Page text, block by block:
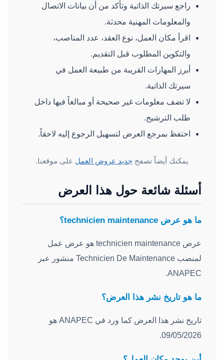
راجع سيرتك الذاتية وتأكد من أن بيانات الاتصال
والمعلومات المهنية محدثة.
اقرأ مكان العمل، نوع العقد، عدد المناصب،
والتكوين المطلوب قبل التقديم.
أبرز المهارات القريبة من طبيعة العمل في
سيرتك الذاتية.
لا تضف معلومات غير صحيحة أو مبالغاً فيها داخل
طلب الترشيح.
احتفظ بمرجع العرض لتسهيل الرجوع إليه لاحقاً.
يمكنك أيضاً تصفح جديد عروض العمل على موقعنا.
أسئلة شائعة حول هذا العرض
ما هو عرض technicien maintenance؟
عرض technicien maintenance هو عرض عمل
لمنصب Technicien De Maintenance منشور عبر
ANAPEC.
ما هو تاريخ نشر هذا العرض؟
تاريخ نشر هذا العرض كما ورد في ANAPEC هو
09/05/2026.